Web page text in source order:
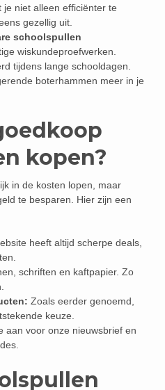
niet alleen efficiënter te
gezellig uit.
schoolspullen
wiskundeproefwerken.
tijdens lange schooldagen.
boterhammen meer in je
kopen?
in de kosten lopen, maar
te besparen. Hier zijn een
heeft altijd scherpe deals,
schriften en kaftpapier. Zo
Zoals eerder genoemd,
keuze.
aan voor onze nieuwsbrief en